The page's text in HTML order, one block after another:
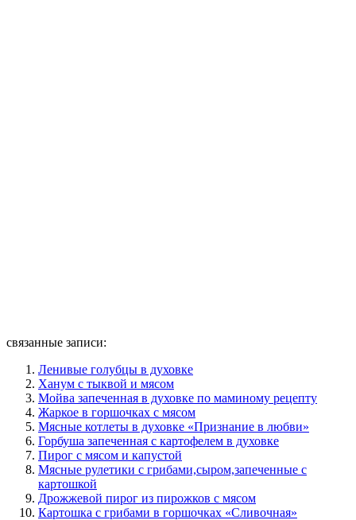
связанные записи:
Ленивые голубцы в духовке
Ханум с тыквой и мясом
Мойва запеченная в духовке по маминому рецепту
Жаркое в горшочках с мясом
Мясные котлеты в духовке «Признание в любви»
Горбуша запеченная с картофелем в духовке
Пирог с мясом и капустой
Мясные рулетики с грибами,сыром,запеченные с
картошкой
Дрожжевой пирог из пирожков с мясом
Картошка с грибами в горшочках «Сливочная»